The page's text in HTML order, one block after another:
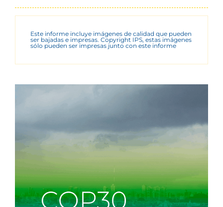
Este informe incluye imágenes de calidad que pueden
ser bajadas e impresas. Copyright IPS, estas imágenes
sólo pueden ser impresas junto con este informe